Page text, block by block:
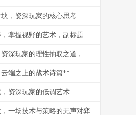
，资深玩家的核心思考
和平精英怎么让镜头摇，掌握视野的艺术，副标题，从菜鸟到高手的视角操控秘诀
和平精英怎么抽狂鲨，资深玩家的理性抽取之道，副标题，揭秘概率与策略的实战心得
端之上的战术诗篇**
资深玩家的低调艺术
一场技术与策略的无声对弈